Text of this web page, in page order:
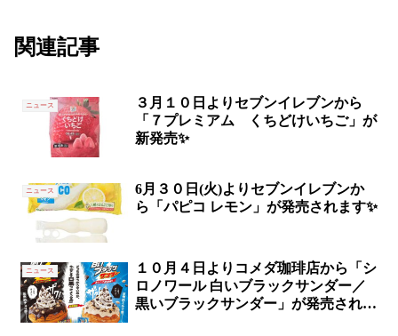
関連記事
ニュース
３月１０日よりセブンイレブンから
「７プレミアム くちどけいちご」が
新発売✨
ニュース
6月３０日(火)よりセブンイレブンか
ら「パピコ レモン」が発売されます✨
ニュース
１０月４日よりコメダ珈琲店から「シ
ロノワール 白いブラックサンダー／
黒いブラックサンダー」が発売されま